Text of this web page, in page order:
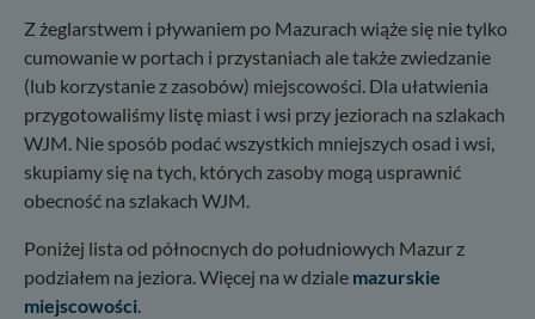
Z żeglarstwem i pływaniem po Mazurach wiąże się nie tylko
cumowanie w portach i przystaniach ale także zwiedzanie
(lub korzystanie z zasobów) miejscowości. Dla ułatwienia
przygotowaliśmy listę miast i wsi przy jeziorach na szlakach
WJM. Nie sposób podać wszystkich mniejszych osad i wsi,
skupiamy się na tych, których zasoby mogą usprawnić
obecność na szlakach WJM.
Poniżej lista od północnych do południowych Mazur z
podziałem na jeziora. Więcej na w dziale mazurskie
miejscowości.